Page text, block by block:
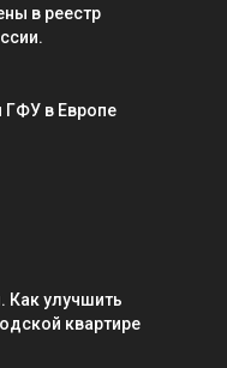
в реестр
ГФУ в Европе
Как улучшить
квартире